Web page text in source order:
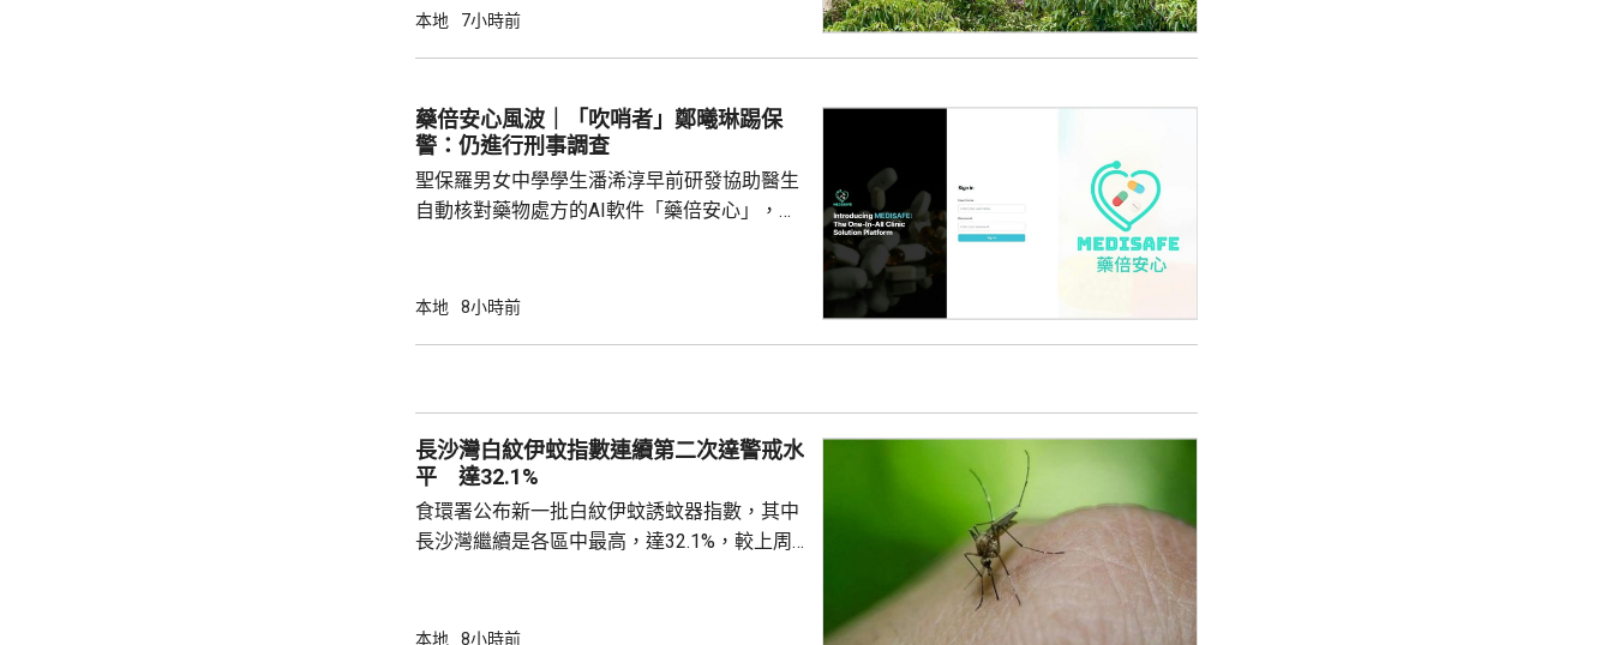
銳，案發時為食環署深水埗區環境衞生辦事處
圾，告票未有妥善送達，部分人被票控時甚至
不在港，令他們被追討罰款、遭通緝和拘捕。
本地 7小時前
藥倍安心風波｜「吹哨者」鄭曦琳踢保
警：仍進行刑事調查
聖保羅男女中學學生潘浠淳早前研發協助醫生
自動核對藥物處方的AI軟件「藥倍安心」，去
意下披露個人資料並造成指明傷害，被警方拘
續時，拒絕繼續保釋候查，又說案件的刑事調
查仍在進行中，被捕人拒絕保釋候查，...
本地 8小時前
長沙灣白紋伊蚊指數連續第二次達警戒水
平 達32.1%
食環署公布新一批白紋伊蚊誘蚊器指數，其中
長沙灣繼續是各區中最高，達32.1%，較上周
布廣泛；其餘都低於20%，藍田及秀茂坪
本地 8小時前